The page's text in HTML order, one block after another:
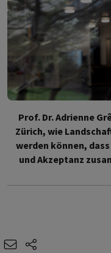
Prof. Dr. Adrienne
Zürich, wie
werden können,
und Akzeptanz
e-mail